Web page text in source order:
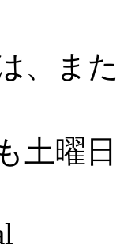
、ま
土曜